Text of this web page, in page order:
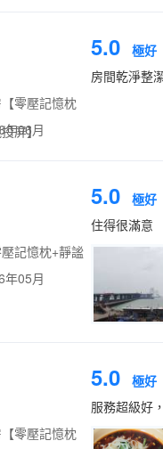
零壓記憶枕
屏】
06月
5.0 極好
房間乾淨整
記憶枕+靜謐
05月
5.0 極好
住得很滿意
零壓記憶枕
5.0 極好
服務超級好